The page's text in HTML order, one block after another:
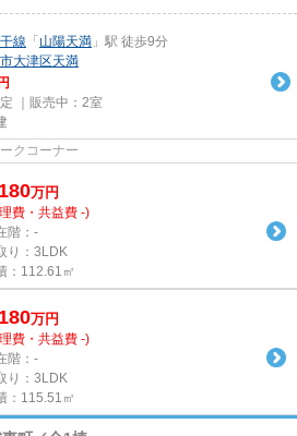
線 「 山陽天満 」駅 徒歩9分
大津区天満
｜販売中： 2室
クコーナー
万円
費・共益費 -)
階：-
り：3LDK
：112.61㎡
万円
費・共益費 -)
階：-
り：3LDK
：115.51㎡